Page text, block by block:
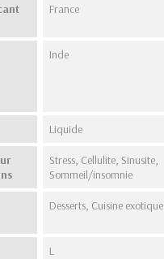
France
Inde
Liquide
Stress, Cellulite, Sinusite,
Sommeil/insomnie
Desserts, Cuisine exotique
L